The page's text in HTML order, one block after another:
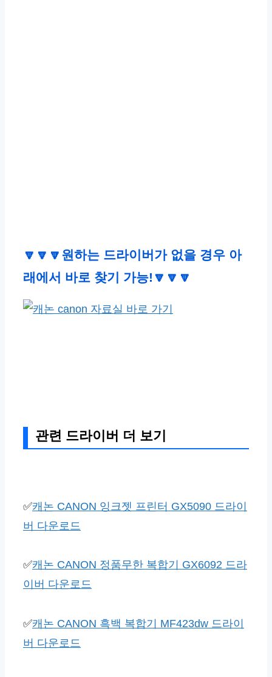
🔽🔽🔽 원하는 드라이버가 없을 경우 아
래에서 바로 찾기 가능!🔽🔽🔽
관련 드라이버 더 보기
✅캐논 CANON 잉크젯 프린터 GX5090 드라이
버 다운로드
✅캐논 CANON 정품무한 복합기 GX6092 드라
이버 다운로드
✅캐논 CANON 흑백 복합기 MF423dw 드라이
버 다운로드